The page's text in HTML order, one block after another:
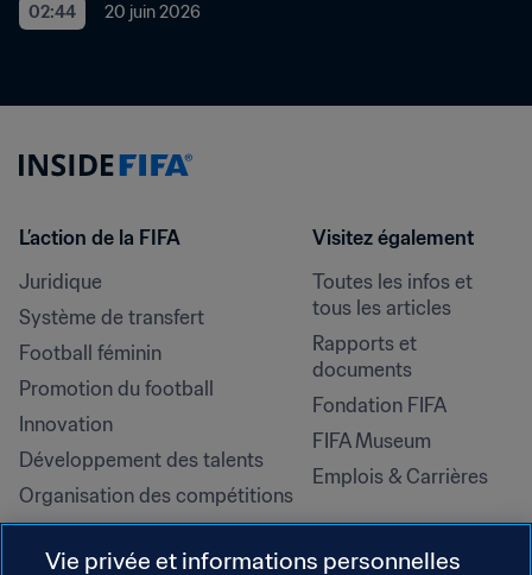
02:44 20 juin 2026
L’action de la FIFA
Juridique
Système de transfert
Football féminin
Promotion du football
Innovation
Développement des talents
Organisation des compétitions
Développement durable
Droits de l'homme et lutte contre
Visitez également
Toutes les infos et
tous les articles
Rapports et
documents
Fondation FIFA
FIFA Museum
Emplois & Carrières
Vie privée et informations personnelles